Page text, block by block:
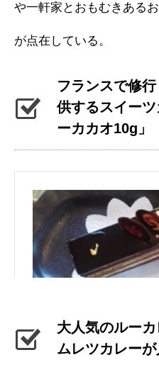
や一軒家とおもむきある
が点在している。
フランスで修
供するスイー
ーカカオ10g」
大人気のルー
ムレツカレーが